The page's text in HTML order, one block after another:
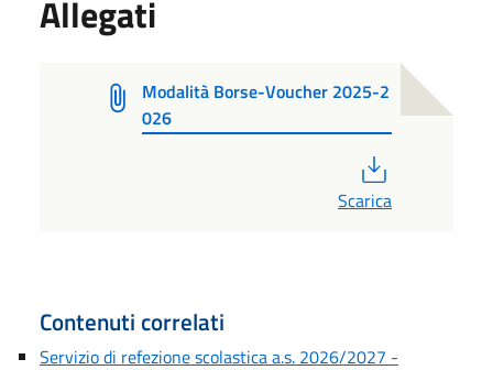
Allegati
Modalità Borse-Voucher 2025-2
026
Scarica
Contenuti correlati
Servizio di refezione scolastica a.s. 2026/2027 -